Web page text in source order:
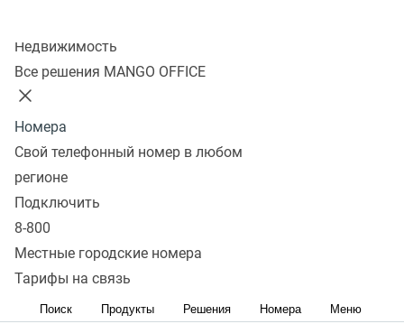
Недвижимость
Все решения MANGO OFFICE
Номера
Свой телефонный номер в любом
регионе
Подключить
8-800
Местные городские номера
Тарифы на связь
Поиск Продукты Решения Номера Меню
аналитики в два раза
Контроль ключевых метрик продаж в наглядных
отчетах
Более 25 отраслей используют MANGO OFFICE
Создавайте правильный